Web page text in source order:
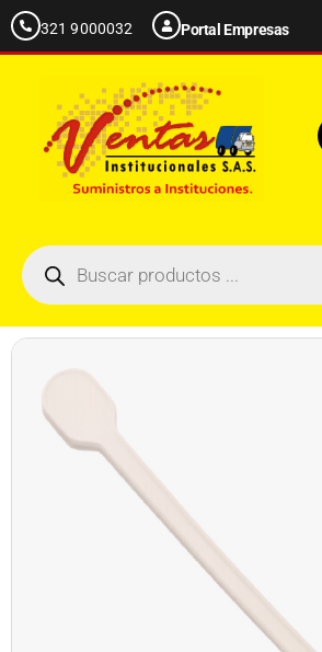
321 9000032 Portal Empresas